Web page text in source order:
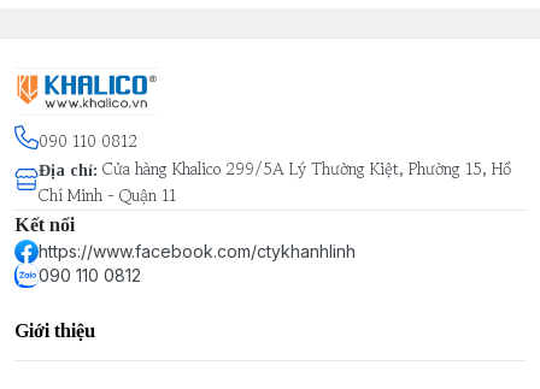
090 110 0812
Địa chỉ: Cửa hàng Khalico 299/5A Lý Thường Kiệt, Phường 15, Hồ
Chí Minh - Quận 11
Kết nối
https://www.facebook.com/ctykhanhlinh
090 110 0812
Giới thiệu